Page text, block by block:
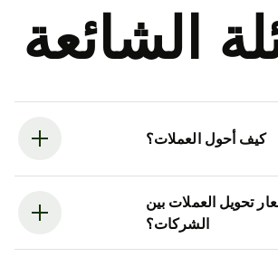
الشائعة
كيف أحول العملات؟
تحويل العملات بين
الشركات؟